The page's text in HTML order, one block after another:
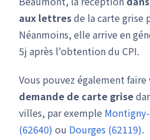
aux lettresde la carte grise
Néanmoins, elle arrive en
5j après l'obtention du CPI.
Vous pouvez également faire
demande de carte grise
villes, par exemple
(62640) ou Dourges (62119).